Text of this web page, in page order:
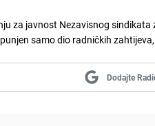
za javnost Nezavisnog
samo dio radničkih
Dodajte